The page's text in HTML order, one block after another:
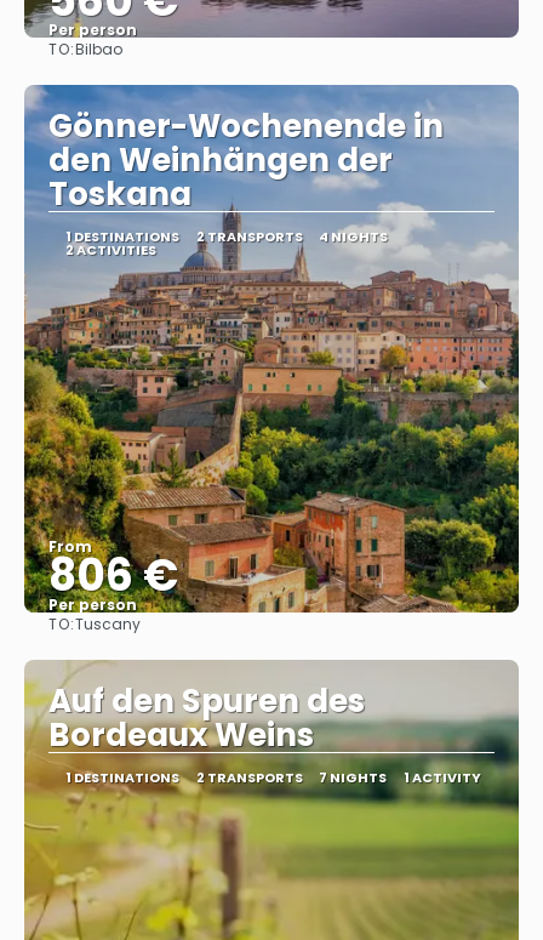
Per person
TO:Bilbao
Gönner-Wochenende in
den Weinhängen der
Toskana
1 DESTINATIONS 2 TRANSPORTS 4 NIGHTS
2 ACTIVITIES
From
806 €
Per person
TO:Tuscany
Auf den Spuren des
Bordeaux Weins
1 DESTINATIONS 2 TRANSPORTS 7 NIGHTS 1 ACTIVITY